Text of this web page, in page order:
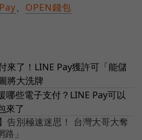
OPEN錢包
來了！LINE Pay獲許可「能儲
將大洗牌
哪些電子支付？LINE Pay可以
來了
告別極速迷思！ 台灣大哥大奪
」